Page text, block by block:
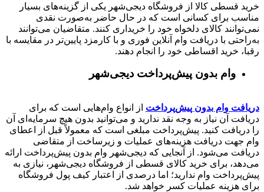
خرید قسطی کالا از فروشگاه دیجی‌شهر یکی از گزینه‌های بسیار
مناسب برای کسانی است که در حال حاضر به‌صورت نقدی
نمی‌توانند کالای دلخواه خود را خریداری کنند. متقاضیان می‌توانند
به‌راحتی با دریافت وام آنلاین فوری و با کارمزد پایین‌تر در مقایسه با
رقبا، خرید اقساطی خود را انجام دهند.
وام بدون پیش‌پرداخت‌ دیجی‌شهر
دریافت وام بدون پیش‌پرداخت از انواع وام‌هایی است که برای
دریافت آن نیاز به وجه نقد ندارید و می‌توانید بدون هیچ سرمایه‌ای آن
را دریافت کنید. پیش‌پرداخت مبلغی است که معمولاً قبل از اعطای
وام جهت دریافت هزینه‌های عملیات و زیرساخت از متقاضی
دریافت می‌شود. از آنجایی که دیجی‌شهر وام بدون پیش‌پرداخت ارائه
می‌دهد، برای خرید کالای قسطی از فروشگاه دیجی‌شهر، نیازی به
پیش‌پرداخت وام ندارید؛ اما درصدی از اعتبار کیف پول فروشگاه
برای هزینه عملیات کسر خواهد شد.